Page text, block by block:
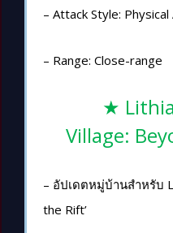
– Attack Style:
– Range: Close-range
★
Village:
– อัปเดตหมู่บ้านสำหรับ
the Rift’